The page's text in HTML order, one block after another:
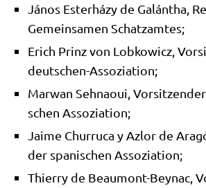
János Ester­há­zy de Galán­tha,
Gemein­sa­men Schatzamtes;
Erich Prinz von Lob­ko­wicz,
deutschen-Assoziation;
Mar­wan Seh­na­oui,
schen Assoziation;
Jai­me Chur­ru­ca y Azlor de
der spa­ni­schen Assoziation;
Thier­ry de Beau­mont-Bey­nac,